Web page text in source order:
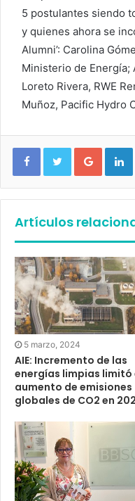
5 postulantes siendo
y quienes ahora se
Alumni’: Carolina
Ministerio de Energía;
Loreto Rivera, RWE
Muñoz, Pacific Hydro
Google+
Artículos
5 marzo, 2024
AIE: Incremento de las
energías limpias limitó
aumento de emisiones
globales de CO2 en